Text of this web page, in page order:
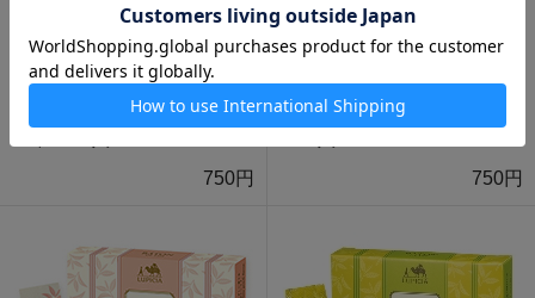
バトン マスカット スティック
750円
バトン レモン スティック10本
750円